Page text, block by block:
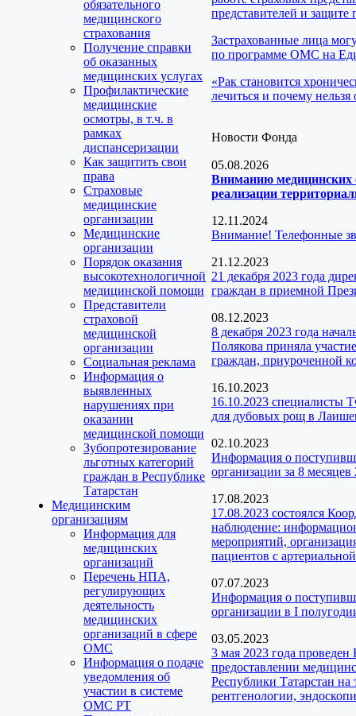
обязательного
медицинского
страхования
Получение справки
об оказанных
медицинских услугах
Профилактические
медицинские
осмотры, в т.ч. в
рамках
диспансеризации
Как защитить свои
права
Страховые
медицинские
организации
Медицинские
организации
Порядок оказания
высокотехнологичной
медицинской помощи
Представители
страховой
медицинской
организации
Социальная реклама
Информация о
выявленных
нарушениях при
оказании
медицинской помощи
Зубопротезирование
льготных категорий
граждан в Республике
Татарстан
Медицинским
организациям
Информация для
медицинских
организаций
Перечень НПА,
регулирующих
деятельность
медицинских
организаций в сфере
ОМС
Информация о подаче
уведомления об
участии в системе
ОМС РТ
представителей и защите
Застрахованные лица
по программе ОМС на
«Рак становится
лечиться и почему нельзя
Новости Фонда
05.08.2026
Вниманию медицинских
реализации
12.11.2024
Внимание! Телефонные
21.12.2023
21 декабря 2023 года
граждан в приемной
08.12.2023
8 декабря 2023 года
Полякова приняла
граждан, приуроченной
16.10.2023
16.10.2023 специалисты
для дубовых рощ в
02.10.2023
Информация о
организации за 8 месяцев
17.08.2023
17.08.2023 состоялся
наблюдение:
мероприятий,
пациентов с
07.07.2023
Информация о
организации в I
03.05.2023
3 мая 2023 года
предоставлении
Республики Татарстан
рентгенологии,